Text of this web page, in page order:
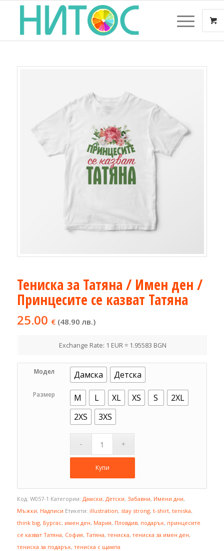
Тениска за Татяна / Имен ден /
Принцесите се казват Татяна
25.00 €(48.90 лв.)
Exchange Rate: 1 EUR = 1.95583 BGN
Модел Дамска Детска
Размер M L XL XS S
2XL
2XS
3XS
Купи
Код: W057-1 Категории: Дамски, Детски, Забавни, Имени дни,
Мъжки, Надписи Етикети: illustration, stay strong, t-shirt, teniska,
think big, Бургас, имен ден, Мария, Пловдив, подарък, принцесите
се казват Татяна, София, Татяна, тениска, тениска за имен ден,
тениска за подарък, тениска с щампа